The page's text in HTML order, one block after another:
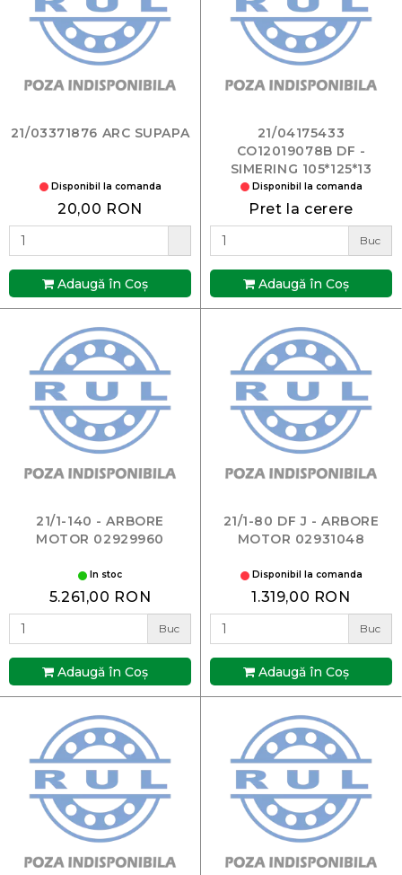
21/03371876 ARC SUPAPA
Disponibil la comanda
20,00 RON
Adaugă în Coş
21/04175433
CO12019078B DF -
SIMERING 105*125*13
04175433
Disponibil la comanda
Pret la cerere
Buc
Adaugă în Coş
21/1-140 - ARBORE
MOTOR 02929960
In stoc
5.261,00 RON
Buc
Adaugă în Coş
21/1-80 DF J - ARBORE
MOTOR 02931048
Disponibil la comanda
1.319,00 RON
Buc
Adaugă în Coş